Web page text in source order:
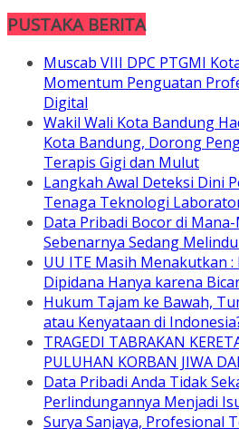
PUSTAKA BERITA
Muscab VIII DPC PTGMI
Momentum Penguatan
Digital
Wakil Wali Kota Bandung
Kota Bandung, Dorong
Terapis Gigi dan Mulut
Langkah Awal Deteksi Dini
Tenaga Teknologi
Data Pribadi Bocor di
Sebenarnya Sedang
UU ITE Masih Menakutkan
Dipidana Hanya karena
Hukum Tajam ke Bawah,
atau Kenyataan di
TRAGEDI TABRAKAN
PULUHAN KORBAN JIWA
Data Pribadi Anda Tidak
Perlindungannya Menjadi
Surya Sanjaya, Profesional